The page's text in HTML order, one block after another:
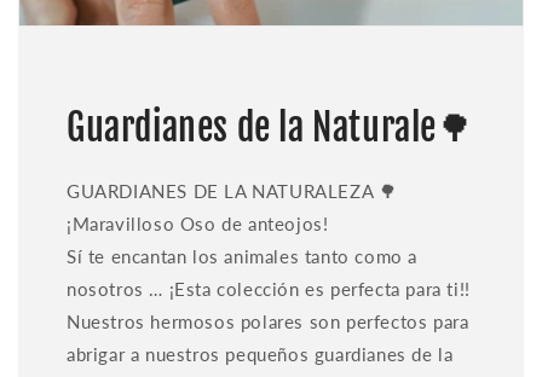
Guardianes de la Naturale🌳
GUARDIANES DE LA NATURALEZA 🌳
¡Maravilloso Oso de anteojos!
Sí te encantan los animales tanto como a
nosotros … ¡Esta colección es perfecta para ti!!
Nuestros hermosos polares son perfectos para
abrigar a nuestros pequeños guardianes de la